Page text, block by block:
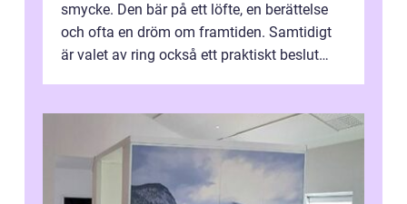
smycke. Den bär på ett löfte, en berättelse
och ofta en dröm om framtiden. Samtidigt
är valet av ring också ett praktiskt beslut